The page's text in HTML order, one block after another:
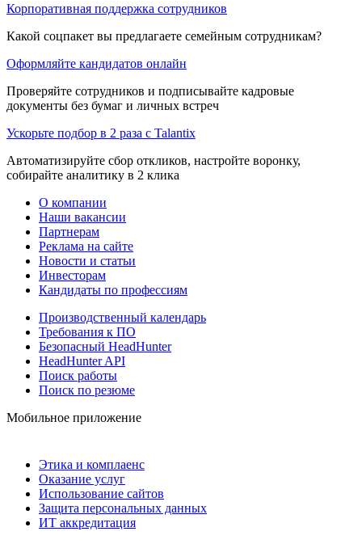
Корпоративная поддержка сотрудников
Какой соцпакет вы предлагаете семейным сотрудникам?
Оформляйте кандидатов онлайн
Проверяйте сотрудников и подписывайте кадровые
документы без бумаг и личных встреч
Ускорьте подбор в 2 раза с Talantix
Автоматизируйте сбор откликов, настройте воронку,
собирайте аналитику в 2 клика
О компании
Наши вакансии
Партнерам
Реклама на сайте
Новости и статьи
Инвесторам
Кандидаты по профессиям
Производственный календарь
Требования к ПО
Безопасный HeadHunter
HeadHunter API
Поиск работы
Поиск по резюме
Мобильное приложение
Этика и комплаенс
Оказание услуг
Использование сайтов
Защита персональных данных
ИТ аккредитация